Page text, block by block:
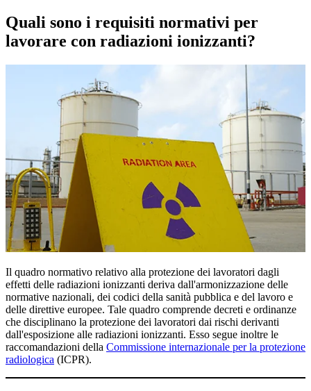
Quali sono i requisiti normativi per
lavorare con radiazioni ionizzanti?
Il quadro normativo relativo alla protezione dei lavoratori dagli
effetti delle radiazioni ionizzanti deriva dall'armonizzazione delle
normative nazionali, dei codici della sanità pubblica e del lavoro e
delle direttive europee. Tale quadro comprende decreti e ordinanze
che disciplinano la protezione dei lavoratori dai rischi derivanti
dall'esposizione alle radiazioni ionizzanti. Esso segue inoltre le
raccomandazioni della Commissione internazionale per la protezione
radiologica (ICPR).